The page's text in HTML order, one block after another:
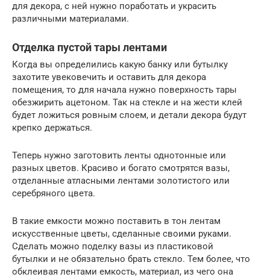
для декора, с ней нужно поработать и украсить
различными материалами.
Отделка пустой тары лентами
Когда вы определились какую банку или бутылку
захотите увековечить и оставить для декора
помещения, то для начала нужно поверхность тары
обезжирить ацетоном. Так на стекле и на жести клей
будет ложиться ровным слоем, и детали декора будут
крепко держаться.
Теперь нужно заготовить ленты однотонные или
разных цветов. Красиво и богато смотрятся вазы,
отделанные атласными лентами золотистого или
серебряного цвета.
В такие емкости можно поставить в тон лентам
искусственные цветы, сделанные своими руками.
Сделать можно поделку вазы из пластиковой
бутылки и не обязательно брать стекло. Тем более, что
обклеивая лентами емкость, материал, из чего она